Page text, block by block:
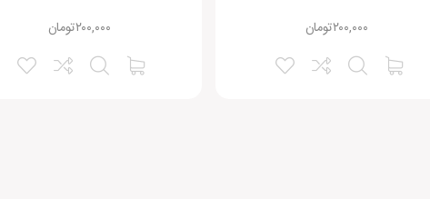
نقاط ضعف:
تومان۲۰۰,۰۰۰ تومان۲۰۰,۰۰۰